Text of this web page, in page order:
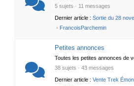
5 sujets · 11 messages
Dernier article : Sortie du 28
· FrancoisParchemin
Petites annonces
Toutes les petites annonces de
38 sujets · 43 messages
Dernier article : Vente Trek